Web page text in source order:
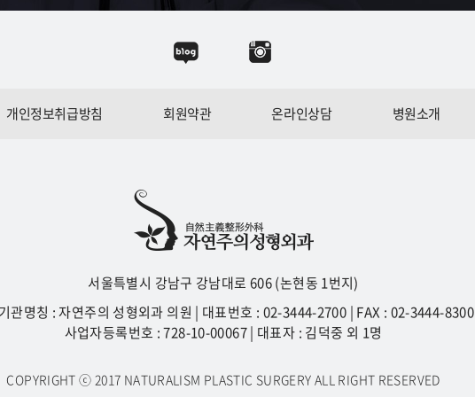
개인정보취급방침 회원약관 온라인상담 병원소개
서울특별시 강남구 강남대로 606 (논현동 1번지)
관명칭 : 자연주의 성형외과 의원 | 대표번호 : 02-3444-2700 | FAX : 02-3444-8300
사업자등록번호 : 728-10-00067 | 대표자 : 김덕중 외 1명
COPYRIGHT ⓒ 2017 NATURALISM PLASTIC SURGERY ALL RIGHT RESERVED